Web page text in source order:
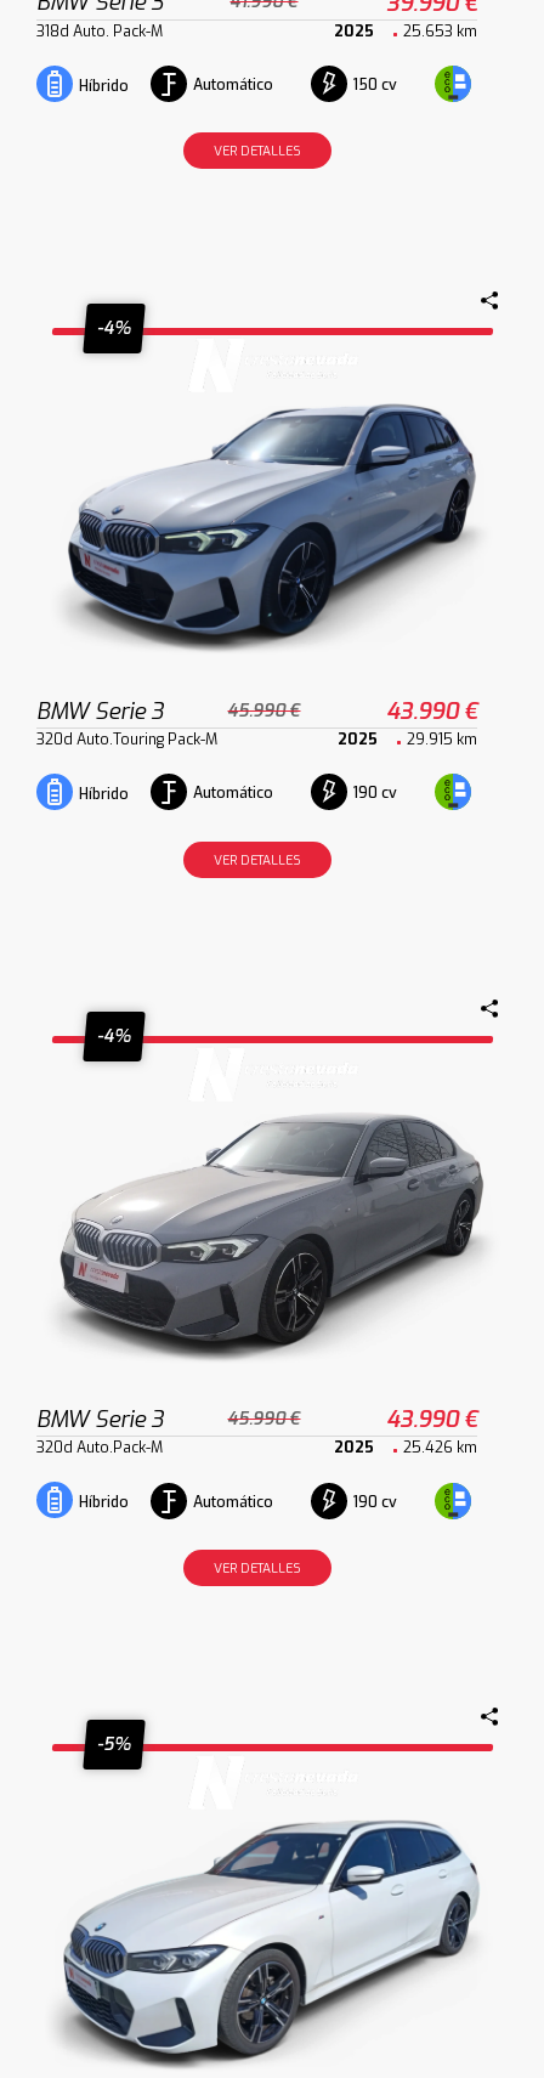
318d Auto. Pack-M 2025 25.653 km
Híbrido Automático 150 cv
VER DETALLES
-4%
BMW Serie 3 45.990 € 43.990 €
320d Auto.Touring Pack-M 2025 29.915 km
Híbrido Automático 190 cv
VER DETALLES
-4%
BMW Serie 3 45.990 € 43.990 €
320d Auto.Pack-M 2025 25.426 km
Híbrido Automático 190 cv
VER DETALLES
-5%